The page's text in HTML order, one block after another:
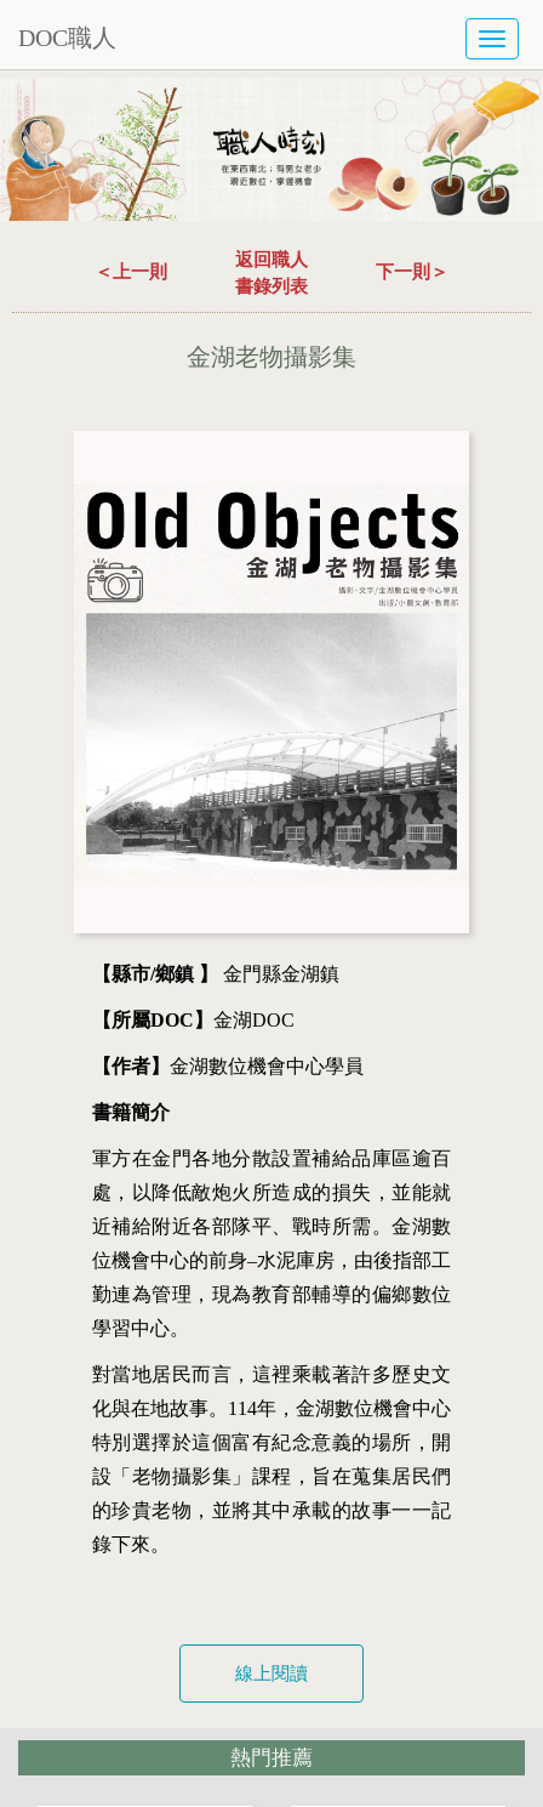
DOC職人
＜上一則
返回職人
書錄列表
下一則＞
金湖老物攝影集
【縣市/鄉鎮 】 金門縣金湖鎮
【所屬DOC】 金湖DOC
【作者】 金湖數位機會中心學員
書籍簡介
軍方在金門各地分散設置補給品庫區逾百
處，以降低敵炮火所造成的損失，並能就
近補給附近各部隊平、戰時所需。金湖數
位機會中心的前身–水泥庫房，由後指部工
勤連為管理，現為教育部輔導的偏鄉數位
學習中心。
對當地居民而言，這裡乘載著許多歷史文
化與在地故事。114年，金湖數位機會中心
特別選擇於這個富有紀念意義的場所，開
設「老物攝影集」課程，旨在蒐集居民們
的珍貴老物，並將其中承載的故事一一記
錄下來。
線上閱讀
熱門推薦